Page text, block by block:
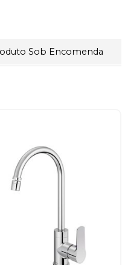
Sob Encomenda